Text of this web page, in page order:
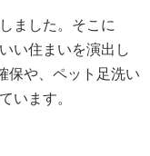
ました。そこに
い住まいを演出し
保や、ペット足洗い
います。